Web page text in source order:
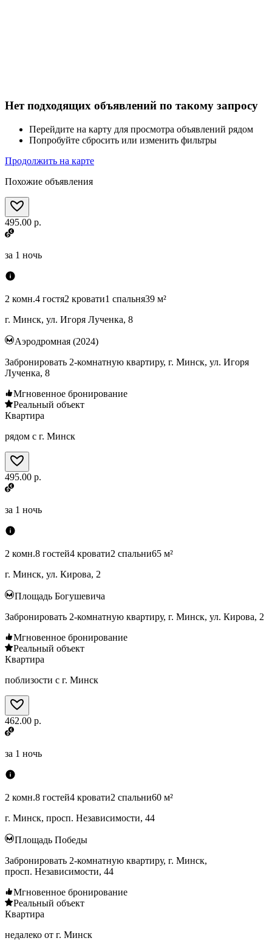
Нет подходящих объявлений по такому запросу
Перейдите на карту для просмотра объявлений рядом
Попробуйте сбросить или изменить фильтры
Продолжить на карте
Похожие объявления
495.00 р.
за 1 ночь
2 комн.4 гостя2 кровати1 спальня39 м²
г. Минск, ул. Игоря Лученка, 8
Аэродромная (2024)
Забронировать 2-комнатную квартиру, г. Минск, ул. Игоря
Лученка, 8
Мгновенное бронирование
Реальный объект
Квартира
рядом с г. Минск
495.00 р.
за 1 ночь
2 комн.8 гостей4 кровати2 спальни65 м²
г. Минск, ул. Кирова, 2
Площадь Богушевича
Забронировать 2-комнатную квартиру, г. Минск, ул. Кирова, 2
Мгновенное бронирование
Реальный объект
Квартира
поблизости с г. Минск
462.00 р.
за 1 ночь
2 комн.8 гостей4 кровати2 спальни60 м²
г. Минск, просп. Независимости, 44
Площадь Победы
Забронировать 2-комнатную квартиру, г. Минск,
просп. Независимости, 44
Мгновенное бронирование
Реальный объект
Квартира
недалеко от г. Минск